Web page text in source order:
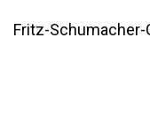
Fritz-